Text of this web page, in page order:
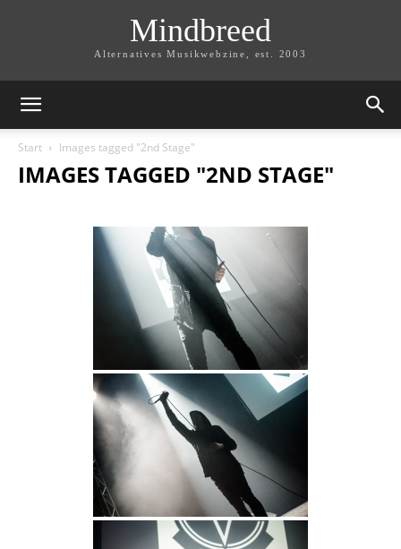
Mindbreed
Alternatives Musikwebzine, est. 2003
Start Images tagged "2nd Stage"
IMAGES TAGGED "2ND STAGE"